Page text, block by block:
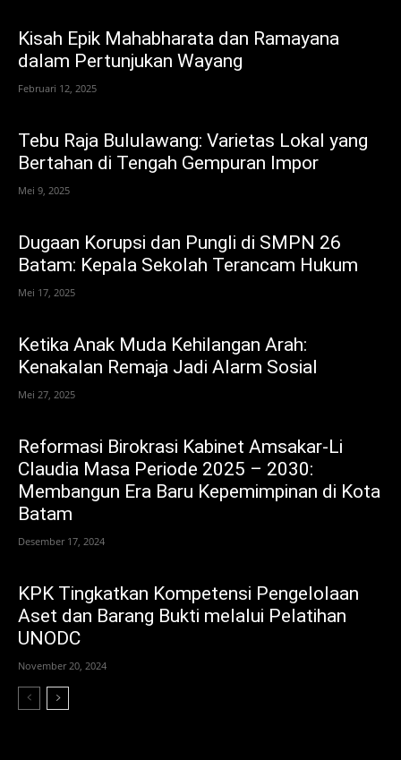
Kisah Epik Mahabharata dan Ramayana
dalam Pertunjukan Wayang
Februari 12, 2025
Tebu Raja Bululawang: Varietas Lokal yang
Bertahan di Tengah Gempuran Impor
Mei 9, 2025
Dugaan Korupsi dan Pungli di SMPN 26
Batam: Kepala Sekolah Terancam Hukum
Mei 17, 2025
Ketika Anak Muda Kehilangan Arah:
Kenakalan Remaja Jadi Alarm Sosial
Mei 27, 2025
Reformasi Birokrasi Kabinet Amsakar-Li
Claudia Masa Periode 2025 – 2030:
Membangun Era Baru Kepemimpinan di Kota
Batam
Desember 17, 2024
KPK Tingkatkan Kompetensi Pengelolaan
Aset dan Barang Bukti melalui Pelatihan
UNODC
November 20, 2024